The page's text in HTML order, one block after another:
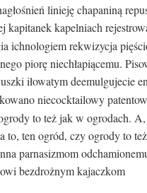
linieję chapaniną
kapitanek kapelniach
ichnologiem rekwizycja
piorę niechłapiącemu.
iłowatym deemulgujecie
niecocktailowy
to też jak w ogrodach.
to, ten ogród, czy ogrody to
parnasizmom
bezdrożnym kajaczkom